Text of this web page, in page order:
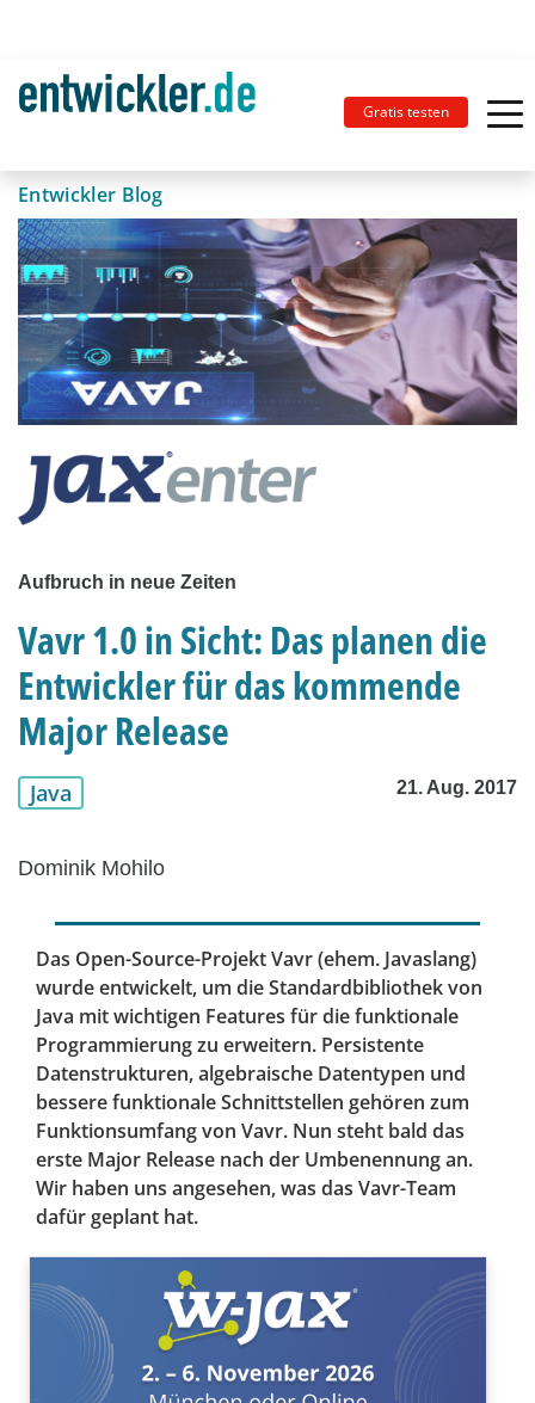
Gratis testen
Entwickler Blog
Aufbruch in neue Zeiten
Vavr 1.0 in Sicht: Das planen die
Entwickler für das kommende
Major Release
Java 21. Aug. 2017
Dominik Mohilo
Das Open-Source-Projekt Vavr (ehem. Javaslang)
wurde entwickelt, um die Standardbibliothek von
Java mit wichtigen Features für die funktionale
Programmierung zu erweitern. Persistente
Datenstrukturen, algebraische Datentypen und
bessere funktionale Schnittstellen gehören zum
Funktionsumfang von Vavr. Nun steht bald das
erste Major Release nach der Umbenennung an.
Wir haben uns angesehen, was das Vavr-Team
dafür geplant hat.